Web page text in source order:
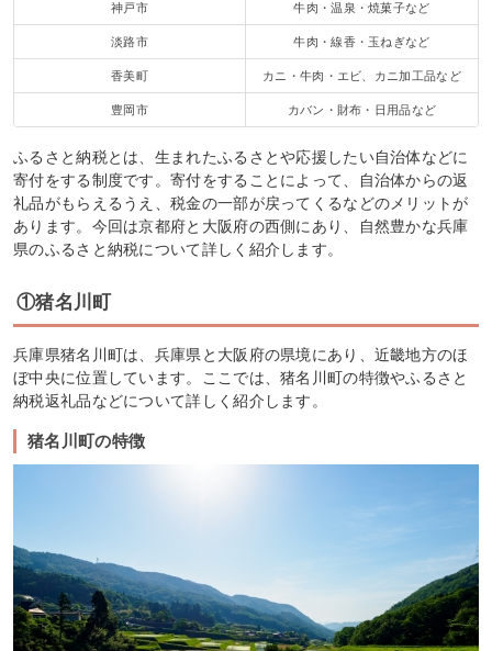
神戸市 牛肉・温泉・焼菓子など
淡路市 牛肉・線香・玉ねぎなど
香美町 カニ・牛肉・エビ、カニ加工品など
豊岡市 カバン・財布・日用品など
ふるさと納税とは、生まれたふるさとや応援したい自治体などに
寄付をする制度です。寄付をすることによって、自治体からの返
礼品がもらえるうえ、税金の一部が戻ってくるなどのメリットが
あります。今回は京都府と大阪府の西側にあり、自然豊かな兵庫
県のふるさと納税について詳しく紹介します。
①猪名川町
兵庫県猪名川町は、兵庫県と大阪府の県境にあり、近畿地方のほ
ぼ中央に位置しています。ここでは、猪名川町の特徴やふるさと
納税返礼品などについて詳しく紹介します。
猪名川町の特徴